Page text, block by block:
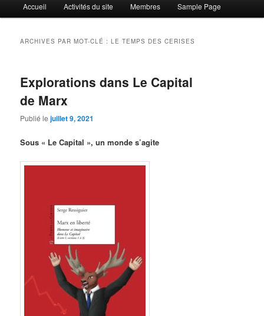
principal
Aller
principal
Aller
secondaire
Accueil Activités du site Membres Sample Page
ARCHIVES PAR MOT-CLÉ :LE TEMPS DES CERISES
Explorations dans Le Capital
de Marx
Publié lejuillet 9, 2021
Sous « Le Capital », un monde s’agite